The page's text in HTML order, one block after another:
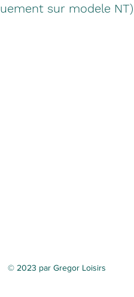
sur modele NT)
© 2023 par Gregor Loisirs